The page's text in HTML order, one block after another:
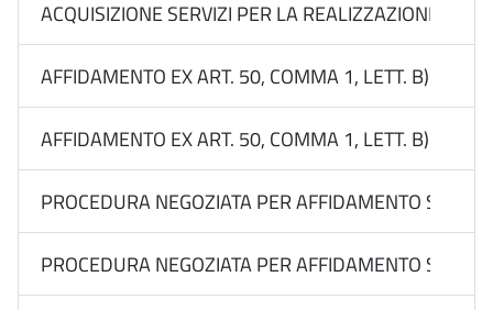
ACQUISIZIONE SERVIZI PER LA REALIZZAZIONE DI
AFFIDAMENTO EX ART. 50, COMMA 1, LETT. B) DEL
AFFIDAMENTO EX ART. 50, COMMA 1, LETT. B) DEL
PROCEDURA NEGOZIATA PER AFFIDAMENTO
PROCEDURA NEGOZIATA PER AFFIDAMENTO